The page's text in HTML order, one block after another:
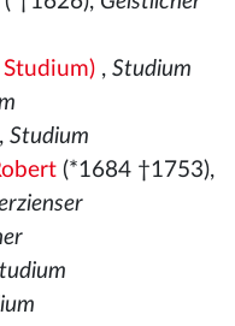
Studium), Studium
Studium
(*1684 †1753),